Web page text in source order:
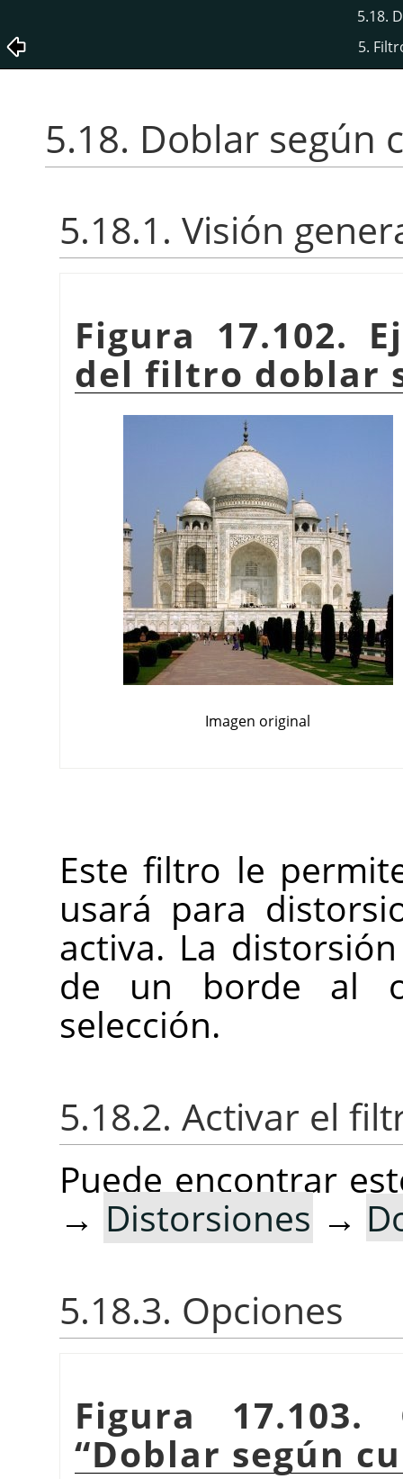
5.18.
5.
5.18. Doblar según
5.18.1. Visión
Figura 17.102.
del filtro doblar
Imagen original
Este filtro le
usará para
activa. La
de un borde al
selección.
5.18.2. Activar el
Puede encontrar
→ Distorsiones →
5.18.3. Opciones
Figura
“Doblar según